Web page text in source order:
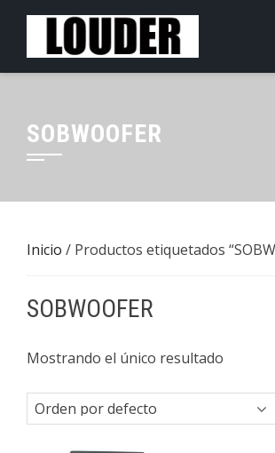
Saltar
contenido
SOBWOOFER
Inicio / Productos etiquetados
SOBWOOFER
Mostrando el único resultado